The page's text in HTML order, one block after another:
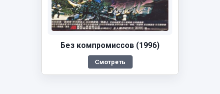
Без компромиссов (1996)
Смотреть